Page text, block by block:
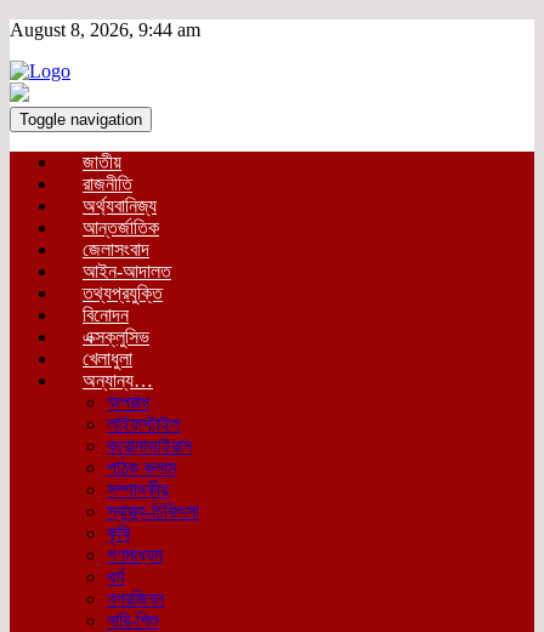
August 8, 2026, 9:44 am
Toggle navigation
জাতীয়
রাজনীতি
অর্থ্যবানিজ্য
আন্তর্জাতিক
জেলাসংবাদ
আইন-আদালত
তথ্যপ্রযুক্তি
বিনোদন
এক্সক্লুসিভ
খেলাধুলা
অন্যান্য…
অপরাধ
লাইফস্টাইল
করোনাভাইরাস
পাঠক কলাম
সম্পাদকীয়
স্বাস্থ্য-চিকিৎসা
কৃষি
গণমাধ্যম
ধর্ম
নগরজিবন
নারি-শিশু